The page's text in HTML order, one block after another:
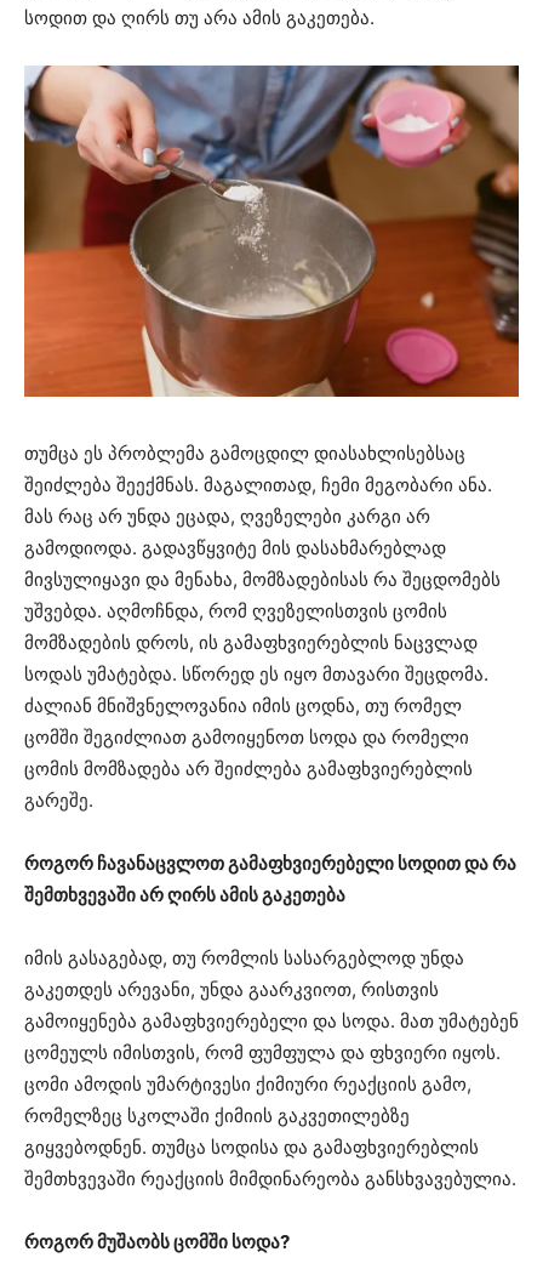
სოდით და ღირს თუ არა ამის გაკეთება.
თუმცა ეს პრობლემა გამოცდილ დიასახლისებსაც
შეიძლება შეექმნას. მაგალითად, ჩემი მეგობარი ანა.
მას რაც არ უნდა ეცადა, ღვეზელები კარგი არ
გამოდიოდა. გადავწყვიტე მის დასახმარებლად
მივსულიყავი და მენახა, მომზადებისას რა შეცდომებს
უშვებდა. აღმოჩნდა, რომ ღვეზელისთვის ცომის
მომზადების დროს, ის გამაფხვიერებლის ნაცვლად
სოდას უმატებდა. სწორედ ეს იყო მთავარი შეცდომა.
ძალიან მნიშვნელოვანია იმის ცოდნა, თუ რომელ
ცომში შეგიძლიათ გამოიყენოთ სოდა და რომელი
ცომის მომზადება არ შეიძლება გამაფხვიერებლის
გარეშე.
როგორ ჩავანაცვლოთ გამაფხვიერებელი სოდით და რა
შემთხვევაში არ ღირს ამის გაკეთება
იმის გასაგებად, თუ რომლის სასარგებლოდ უნდა
გაკეთდეს არევანი, უნდა გაარკვიოთ, რისთვის
გამოიყენება გამაფხვიერებელი და სოდა. მათ უმატებენ
ცომეულს იმისთვის, რომ ფუმფულა და ფხვიერი იყოს.
ცომი ამოდის უმარტივესი ქიმიური რეაქციის გამო,
რომელზეც სკოლაში ქიმიის გაკვეთილებზე
გიყვებოდნენ. თუმცა სოდისა და გამაფხვიერებლის
შემთხვევაში რეაქციის მიმდინარეობა განსხვავებულია.
როგორ მუშაობს ცომში სოდა?